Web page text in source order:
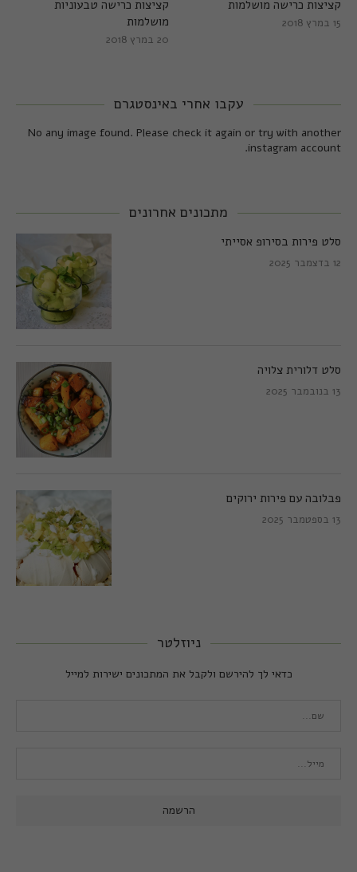
קציצות כרישה טבעוניות
מושלמות
20 במרץ 2018
קציצות כרישה מושלמות
15 במרץ 2018
עקבו אחרי באינסטגרם
No any image found. Please check it again or try with another
instagram account.
מתכונים אחרונים
סלט פירות בסירופ אסייתי
12 בדצמבר 2025
סלט דלורית צלויה
13 בנובמבר 2025
פבלובה עם פירות ירוקים
13 בספטמבר 2025
ניוזלטר
כדאי לך להירשם ולקבל את המתכונים ישירות למייל